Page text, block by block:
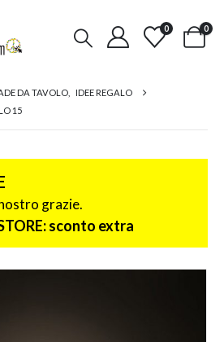
0 0
DA TAVOLO
IDEE REGALO
15
grazie.
sconto extra